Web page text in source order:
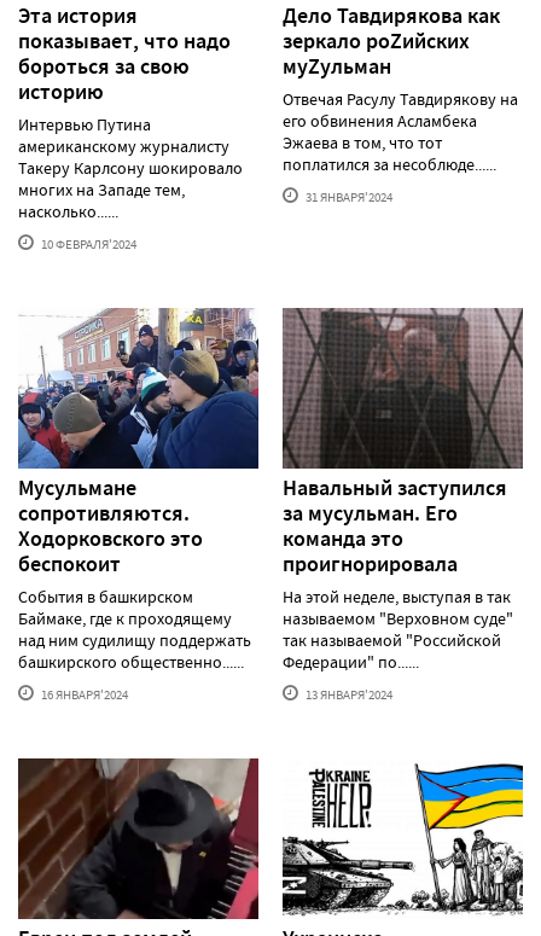
Эта история
показывает, что надо
бороться за свою
историю
Интервью Путина
американскому журналисту
Такеру Карлсону шокировало
многих на Западе тем,
насколько......
10 ФЕВРАЛЯ'2024
Дело Тавдирякова как
зеркало роZийских
муZульман
Отвечая Расулу Тавдирякову на
его обвинения Асламбека
Эжаева в том, что тот
поплатился за несоблюде......
31 ЯНВАРЯ'2024
Мусульмане
сопротивляются.
Ходорковского это
беспокоит
События в башкирском
Баймаке, где к проходящему
над ним судилищу поддержать
башкирского общественно......
16 ЯНВАРЯ'2024
Навальный заступился
за мусульман. Его
команда это
проигнорировала
На этой неделе, выступая в так
называемом "Верховном суде"
так называемой "Российской
Федерации" по......
13 ЯНВАРЯ'2024